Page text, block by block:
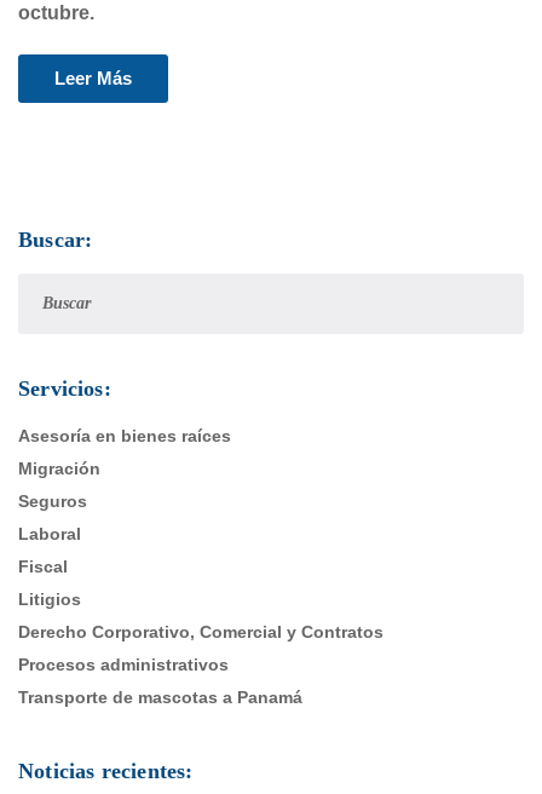
octubre.
Leer Más
Buscar:
Servicios:
Asesoría en bienes raíces
Migración
Seguros
Laboral
Fiscal
Litigios
Derecho Corporativo, Comercial y Contratos
Procesos administrativos
Transporte de mascotas a Panamá
Noticias recientes: